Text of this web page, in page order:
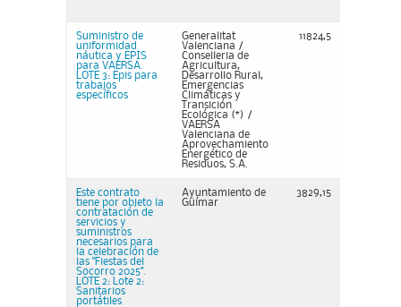
Suministro de
uniformidad
náutica y EPIS
para VAERSA.
LOTE 3: Epis para
trabajos
específicos
Generalitat
Valenciana /
Conselleria de
Agricultura,
Desarrollo Rural,
Emergencias
Climáticas y
Transición
Ecológica (*) /
VAERSA
Valenciana de
Aprovechamiento
Energético de
Residuos, S.A.
11824,5
Este contrato
tiene por objeto la
contratación de
servicios y
suministros
necesarios para
la celebración de
las "Fiestas del
Socorro 2025".
LOTE 2: Lote 2:
Sanitarios
portátiles
Ayuntamiento de
Güímar
3829,15